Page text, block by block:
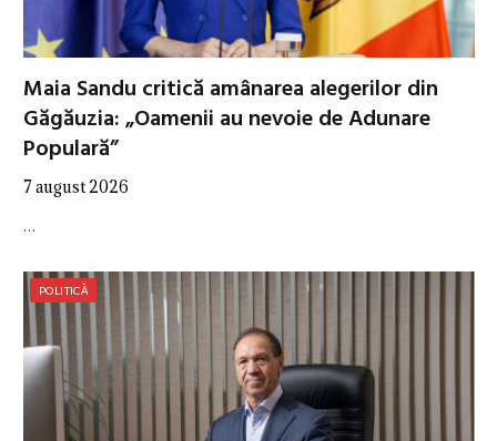
Maia Sandu critică amânarea alegerilor din
Găgăuzia: „Oamenii au nevoie de Adunare
Populară”
7 august 2026
…
POLITICĂ